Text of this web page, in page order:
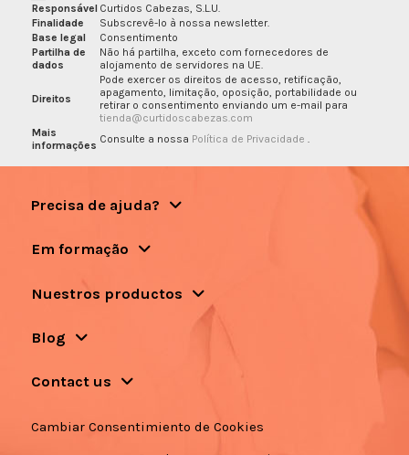
Responsável Curtidos Cabezas, S.L.U.
Finalidade
Subscrevê-lo à nossa newsletter.
Base legal
Consentimento
Partilha de
dados
Não há partilha, exceto com fornecedores de
alojamento de servidores na UE.
Direitos
Pode exercer os direitos de acesso, retificação,
apagamento, limitação, oposição, portabilidade ou
retirar o consentimento enviando um e-mail para
tienda@curtidoscabezas.com
Mais
informações Consulte a nossa Política de Privacidade
Precisa de ajuda?
Em formação
Nuestros productos
Blog
Contact us
Cambiar Consentimiento de Cookies